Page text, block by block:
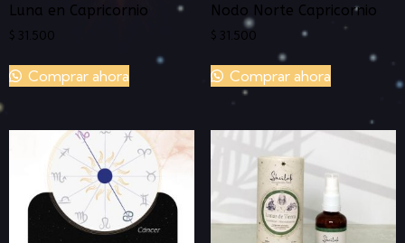
Luna en Capricornio
$ 31.500
Comprar ahora
Nodo Norte Capricornio
$ 31.500
Comprar ahora